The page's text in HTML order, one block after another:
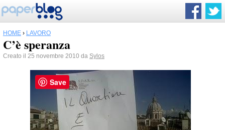
HOME › LAVORO
C’è speranza
Creato il 25 novembre 2010 da Sylos
Save